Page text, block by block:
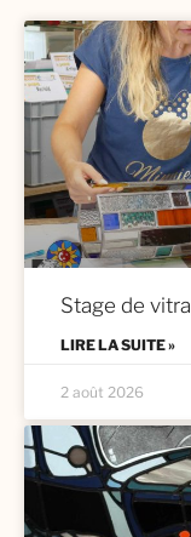
Stage de
LIRE LA SUITE »
2 août 2026